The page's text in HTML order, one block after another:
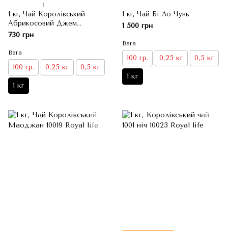
1
1 кг, Чай Королівський
Абрикосовий Джем
(чорний)
730 грн
Вага
100 гр. 0,25 кг 0,5 кг
1 кг
1 кг, Чай Бі Ло Чунь
1 500 грн
Вага
100 гр. 0,25 кг 0,5 кг
1 кг